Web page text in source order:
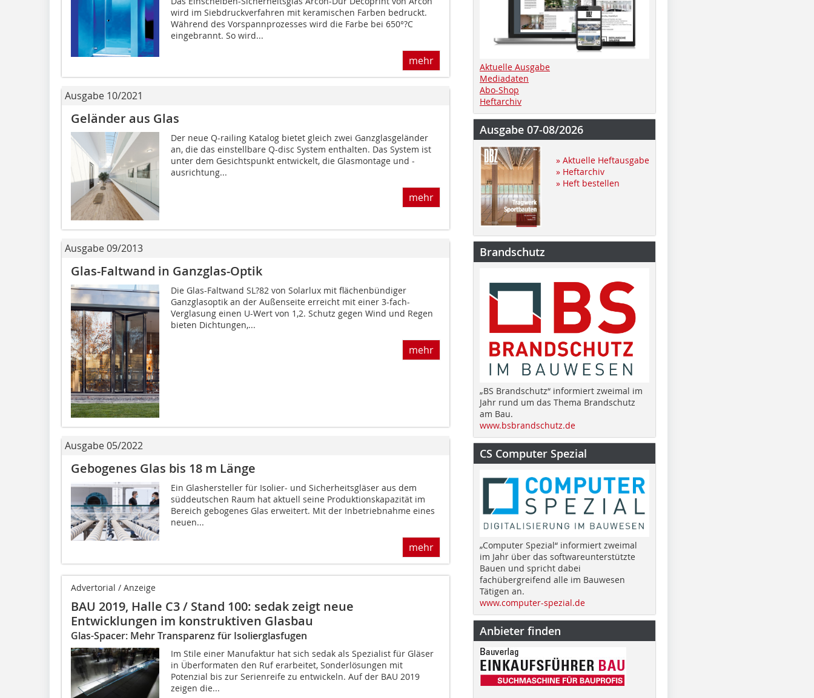
wird im Siebdruckverfahren mit keramischen Farben bedruckt.
Während des Vorspannprozesses wird die Farbe bei 650°?C
eingebrannt. So wird...
mehr
Ausgabe 10/2021
Geländer aus Glas
Der neue Q-railing Katalog bietet gleich zwei Ganzglasgeländer
an, die das einstellbare Q-disc System enthalten. Das System ist
unter dem Gesichtspunkt entwickelt, die Glasmontage und -
ausrichtung...
mehr
Ausgabe 09/2013
Glas-Faltwand in Ganzglas-Optik
Die Glas-Faltwand SL?82 von Solarlux mit flächenbündiger
Ganzglasoptik an der Außenseite erreicht mit einer 3-fach-
Verglasung einen U-Wert von 1,2. Schutz gegen Wind und Regen
bieten Dichtungen,...
mehr
Ausgabe 05/2022
Gebogenes Glas bis 18 m Länge
Ein Glashersteller für Isolier- und Sicherheitsgläser aus dem
süddeutschen Raum hat aktuell seine Produktionskapazität im
Bereich gebogenes Glas erweitert. Mit der Inbetriebnahme eines
neuen...
mehr
Advertorial / Anzeige
BAU 2019, Halle C3 / Stand 100: sedak zeigt neue
Entwicklungen im konstruktiven Glasbau
Glas-Spacer: Mehr Transparenz für Isolierglasfugen
Im Stile einer Manufaktur hat sich sedak als Spezialist für Gläser
in Überformaten den Ruf erarbeitet, Sonderlösungen mit
Potenzial bis zur Serienreife zu entwickeln. Auf der BAU 2019
zeigen die...
Aktuelle Ausgabe
Mediadaten
Abo-Shop
Heftarchiv
Ausgabe 07-08/2026
» Aktuelle Heftausgabe
» Heftarchiv
» Heft bestellen
Brandschutz
„BS Brandschutz“ informiert zweimal im
Jahr rund um das Thema Brandschutz
am Bau.
www.bsbrandschutz.de
CS Computer Spezial
„Computer Spezial“ informiert zweimal
im Jahr über das softwareunterstützte
Bauen und spricht dabei
fachübergreifend alle im Bauwesen
Tätigen an.
www.computer-spezial.de
Anbieter finden